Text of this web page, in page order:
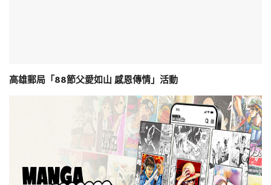
高雄郵局「88節父愛如山 感恩傳情」活動